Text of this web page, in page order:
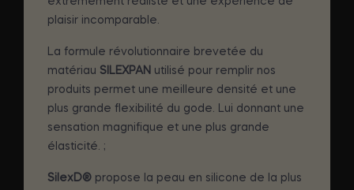
plaisir incomparable.
La formule révolutionnaire brevetée du
matériau SILEXPAN utilisé pour remplir nos
produits permet une meilleure densité et une
plus grande flexibilité du gode. Lui donnant une
sensation magnifique et une plus grande
élasticité. ;
SilexD® propose la peau en silicone de la plus